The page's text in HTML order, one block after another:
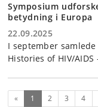
Symposium
betydning i Europa
22.09.2025
I september
Histories of HIV/
« 1 (nuværende)
2 3 4